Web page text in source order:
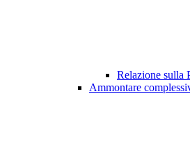
Relazione sulla
Ammontare